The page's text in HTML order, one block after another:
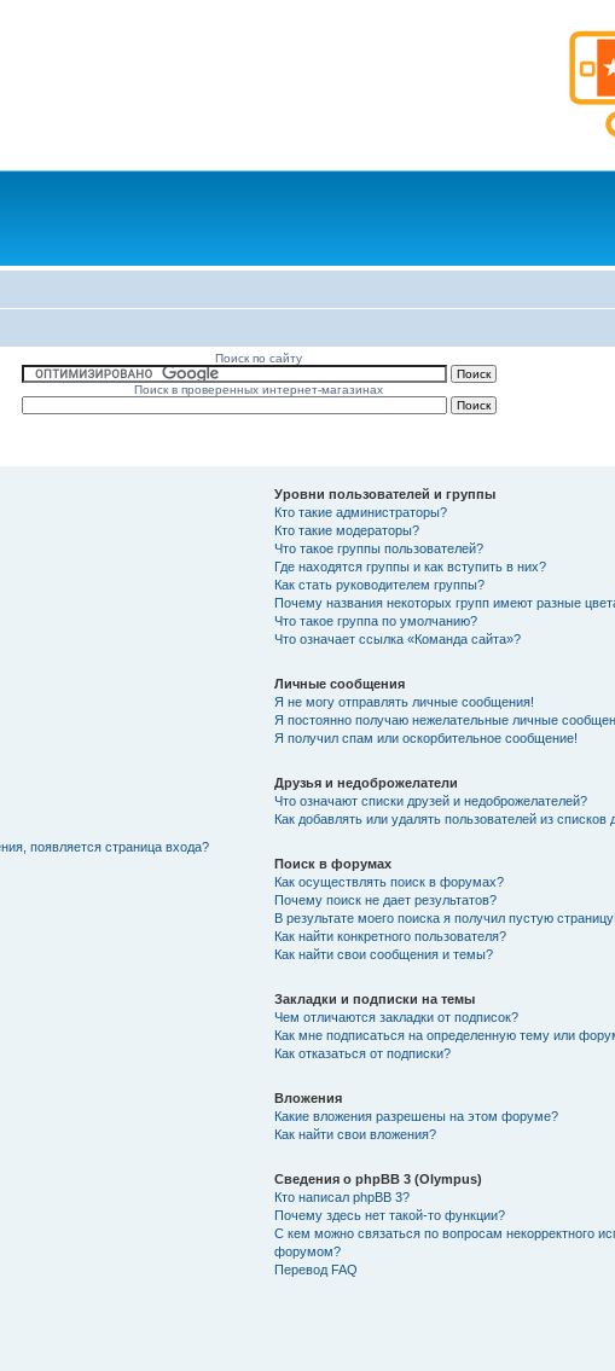
Поиск по сайту
Поиск в проверенных интернет-магазинах
появляется страница входа?
Уровни пользователей и группы
Кто такие администраторы?
Кто такие модераторы?
Что такое группы пользователей?
Где находятся группы и как вступить в них?
Как стать руководителем группы?
Почему названия некоторых групп имеют разные
Что такое группа по умолчанию?
Что означает ссылка «Команда сайта»?
Личные сообщения
Я не могу отправлять личные сообщения!
Я постоянно получаю нежелательные личные
Я получил спам или оскорбительное сообщение!
Друзья и недоброжелатели
Что означают списки друзей и недоброжелателей?
Как добавлять или удалять пользователей из
Поиск в форумах
Как осуществлять поиск в форумах?
Почему поиск не дает результатов?
В результате моего поиска я получил пустую страницу!
Как найти конкретного пользователя?
Как найти свои сообщения и темы?
Закладки и подписки на темы
Чем отличаются закладки от подписок?
Как мне подписаться на определенную тему или
Как отказаться от подписки?
Вложения
Какие вложения разрешены на этом форуме?
Как найти свои вложения?
Сведения о phpBB 3 (Olympus)
Кто написал phpBB 3?
Почему здесь нет такой-то функции?
С кем можно связаться по вопросам некорректного
форумом?
Перевод FAQ